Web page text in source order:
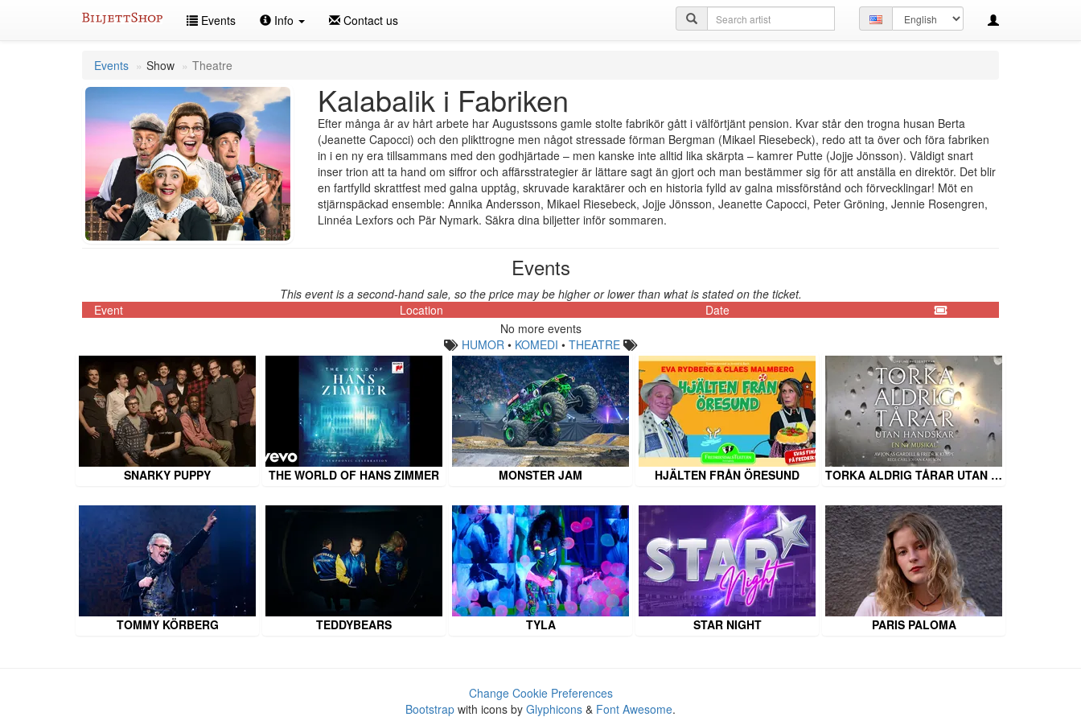
Events Info Contact us
Set
language
Search
query
Events Show Theatre
Kalabalik i Fabriken
Efter många år av hårt arbete har Augustssons gamle stolte fabrikör gått i välförtjänt pension. Kvar står den trogna husan Berta
(Jeanette Capocci) och den plikttrogne men något stressade förman Bergman (Mikael Riesebeck), redo att ta över och föra fabriken
in i en ny era tillsammans med den godhjärtade – men kanske inte alltid lika skärpta – kamrer Putte (Jojje Jönsson). Väldigt snart
inser trion att ta hand om siffror och affärsstrategier är lättare sagt än gjort och man bestämmer sig för att anställa en direktör. Det blir
en fartfylld skrattfest med galna upptåg, skruvade karaktärer och en historia fylld av galna missförstånd och förvecklingar! Möt en
stjärnspäckad ensemble: Annika Andersson, Mikael Riesebeck, Jojje Jönsson, Jeanette Capocci, Peter Gröning, Jennie Rosengren,
Linnéa Lexfors och Pär Nymark. Säkra dina biljetter inför sommaren.
Events
This event is a second-hand sale, so the price may be higher or lower than what is stated on the ticket.
Event
Location
Date
No more events
HUMOR • KOMEDI • THEATRE
SNARKY PUPPY THE WORLD OF HANS ZIMMER MONSTER JAM HJÄLTEN FRÅN ÖRESUND TORKA ALDRIG TÅRAR UTAN …
TOMMY KÖRBERG TEDDYBEARS TYLA STAR NIGHT PARIS PALOMA
Change Cookie Preferences
Bootstrap with icons by Glyphicons & Font Awesome.